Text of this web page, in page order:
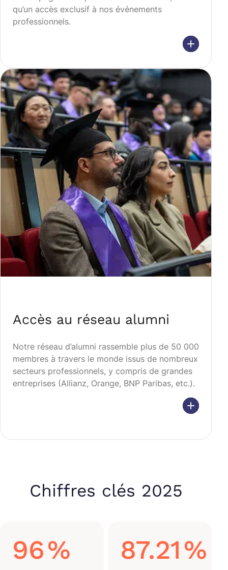
qu’un accès exclusif à nos événements
professionnels.
Accès au réseau alumni
Notre réseau d’alumni rassemble plus de 50 000
membres à travers le monde issus de nombreux
secteurs professionnels, y compris de grandes
entreprises (Allianz, Orange, BNP Paribas, etc.).
Chiffres clés 2025
96% 87.21%